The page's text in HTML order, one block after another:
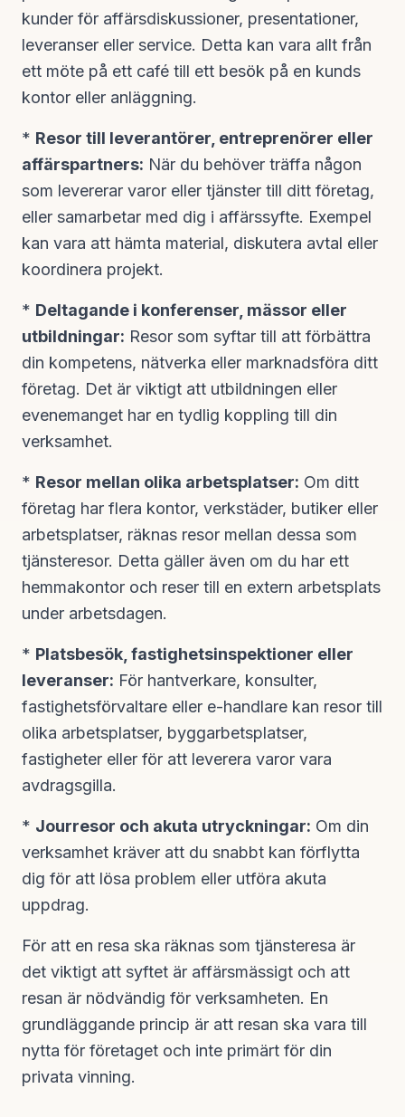
kunder för affärsdiskussioner, presentationer,
leveranser eller service. Detta kan vara allt från
ett möte på ett café till ett besök på en kunds
kontor eller anläggning.
* Resor till leverantörer, entreprenörer eller
affärspartners: När du behöver träffa någon
som levererar varor eller tjänster till ditt företag,
eller samarbetar med dig i affärssyfte. Exempel
kan vara att hämta material, diskutera avtal eller
koordinera projekt.
* Deltagande i konferenser, mässor eller
utbildningar: Resor som syftar till att förbättra
din kompetens, nätverka eller marknadsföra ditt
företag. Det är viktigt att utbildningen eller
evenemanget har en tydlig koppling till din
verksamhet.
* Resor mellan olika arbetsplatser: Om ditt
företag har flera kontor, verkstäder, butiker eller
arbetsplatser, räknas resor mellan dessa som
tjänsteresor. Detta gäller även om du har ett
hemmakontor och reser till en extern arbetsplats
under arbetsdagen.
* Platsbesök, fastighetsinspektioner eller
leveranser: För hantverkare, konsulter,
fastighetsförvaltare eller e-handlare kan resor till
olika arbetsplatser, byggarbetsplatser,
fastigheter eller för att leverera varor vara
avdragsgilla.
* Jourresor och akuta utryckningar: Om din
verksamhet kräver att du snabbt kan förflytta
dig för att lösa problem eller utföra akuta
uppdrag.
För att en resa ska räknas som tjänsteresa är
det viktigt att syftet är affärsmässigt och att
resan är nödvändig för verksamheten. En
grundläggande princip är att resan ska vara till
nytta för företaget och inte primärt för din
privata vinning.